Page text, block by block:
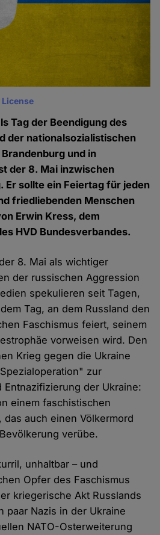
License
Tag der Beendigung des
der nationalsozialistischen
und in
der 8. Mai inzwischen
Er sollte ein Feiertag für jeden
friedliebenden Menschen
Erwin Kress, dem
HVD Bundesverbandes.
8. Mai als wichtiger
der russischen Aggression
spekulieren seit Tagen,
Tag, an dem Russland den
Faschismus feiert, seinem
vorweisen wird. Den
Krieg gegen die Ukraine
zur
Entnazifizierung der Ukraine:
einem faschistischen
auch einen Völkermord
verübe.
unhaltbar – und
Opfer des Faschismus
kriegerische Akt Russlands
paar Nazis in der Ukraine
NATO-Osterweiterung